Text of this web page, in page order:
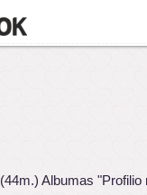
(44m.) Albumas "Profilio